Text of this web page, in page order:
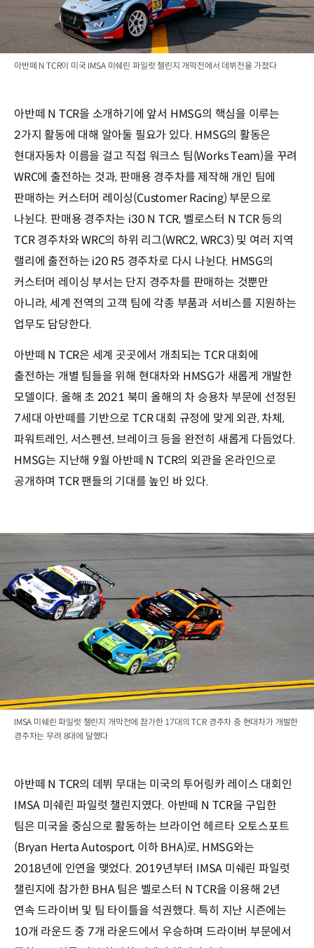
아반떼 N TCR이 미국 IMSA 미쉐린 파일럿 챌린지 개막전에서 데뷔전을 가졌다
아반떼 N TCR을 소개하기에 앞서 HMSG의 핵심을 이루는
2가지 활동에 대해 알아둘 필요가 있다. HMSG의 활동은
현대자동차 이름을 걸고 직접 워크스 팀(Works Team)을 꾸려
WRC에 출전하는 것과, 판매용 경주차를 제작해 개인 팀에
판매하는 커스터머 레이싱(Customer Racing) 부문으로
나뉜다. 판매용 경주차는 i30 N TCR, 벨로스터 N TCR 등의
TCR 경주차와 WRC의 하위 리그(WRC2, WRC3) 및 여러 지역
랠리에 출전하는 i20 R5 경주차로 다시 나뉜다. HMSG의
커스터머 레이싱 부서는 단지 경주차를 판매하는 것뿐만
아니라, 세계 전역의 고객 팀에 각종 부품과 서비스를 지원하는
업무도 담당한다.
아반떼 N TCR은 세계 곳곳에서 개최되는 TCR 대회에
출전하는 개별 팀들을 위해 현대차와 HMSG가 새롭게 개발한
모델이다. 올해 초 2021 북미 올해의 차 승용차 부문에 선정된
7세대 아반떼를 기반으로 TCR 대회 규정에 맞게 외관, 차체,
파워트레인, 서스펜션, 브레이크 등을 완전히 새롭게 다듬었다.
HMSG는 지난해 9월 아반떼 N TCR의 외관을 온라인으로
공개하며 TCR 팬들의 기대를 높인 바 있다.
IMSA 미쉐린 파일럿 챌린지 개막전에 참가한 17대의 TCR 경주차 중 현대차가 개발한
경주차는 무려 8대에 달했다
아반떼 N TCR의 데뷔 무대는 미국의 투어링카 레이스 대회인
IMSA 미쉐린 파일럿 챌린지였다. 아반떼 N TCR을 구입한
팀은 미국을 중심으로 활동하는 브라이언 헤르타 오토스포트
(Bryan Herta Autosport, 이하 BHA)로, HMSG와는
2018년에 인연을 맺었다. 2019년부터 IMSA 미쉐린 파일럿
챌린지에 참가한 BHA 팀은 벨로스터 N TCR을 이용해 2년
연속 드라이버 및 팀 타이틀을 석권했다. 특히 지난 시즌에는
10개 라운드 중 7개 라운드에서 우승하며 드라이버 부문에서